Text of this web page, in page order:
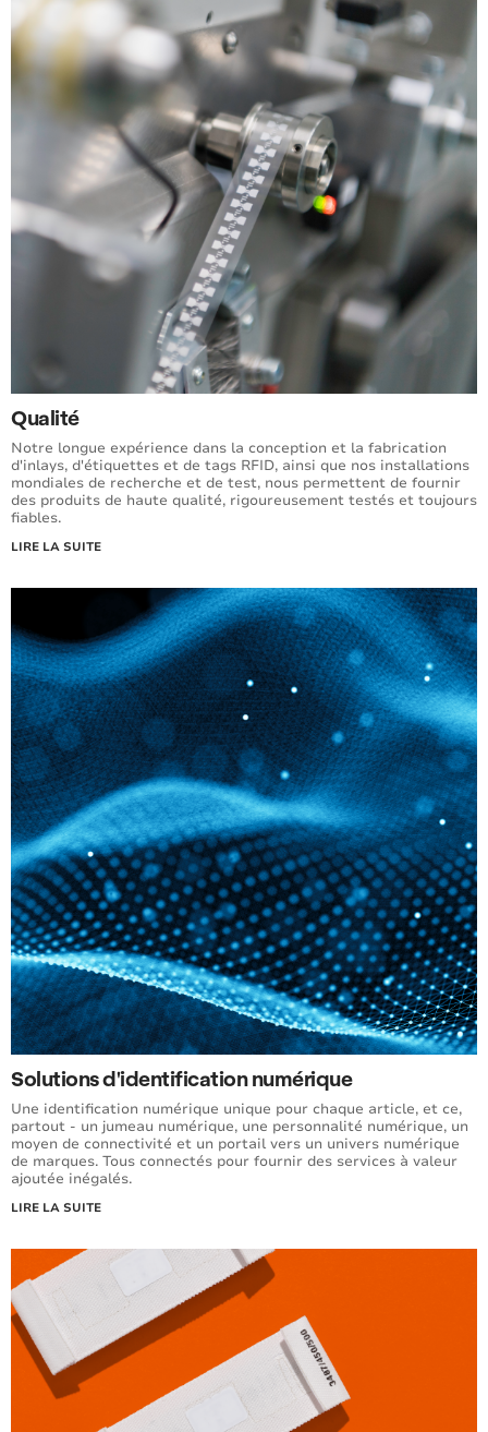
Qualité
Notre longue expérience dans la conception et la fabrication
d'inlays, d'étiquettes et de tags RFID, ainsi que nos installations
mondiales de recherche et de test, nous permettent de fournir
des produits de haute qualité, rigoureusement testés et toujours
fiables.
LIRE LA SUITE
Solutions d'identification numérique
Une identification numérique unique pour chaque article, et ce,
partout - un jumeau numérique, une personnalité numérique, un
moyen de connectivité et un portail vers un univers numérique
de marques. Tous connectés pour fournir des services à valeur
ajoutée inégalés.
LIRE LA SUITE